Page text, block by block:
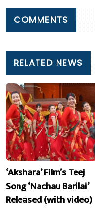
COMMENTS
RELATED NEWS
‘Akshara’ Film’s Teej
Song ‘Nachau Barilai’
Released (with video)